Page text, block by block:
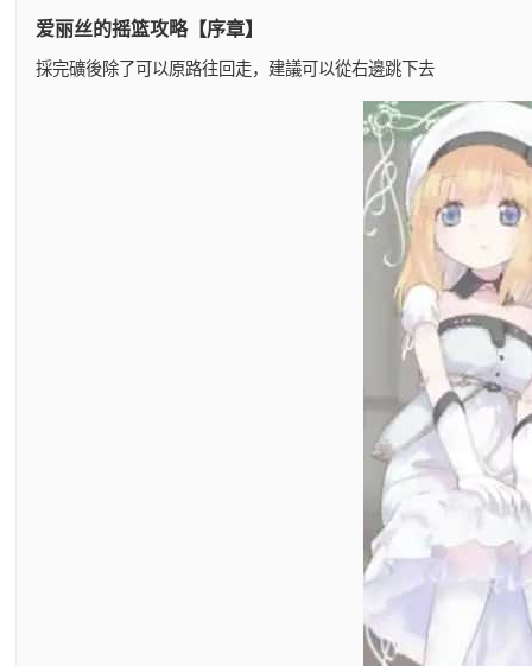
爱丽丝的摇篮攻略【序章】
採完礦後除了可以原路往回走，建議可以從右邊跳下去